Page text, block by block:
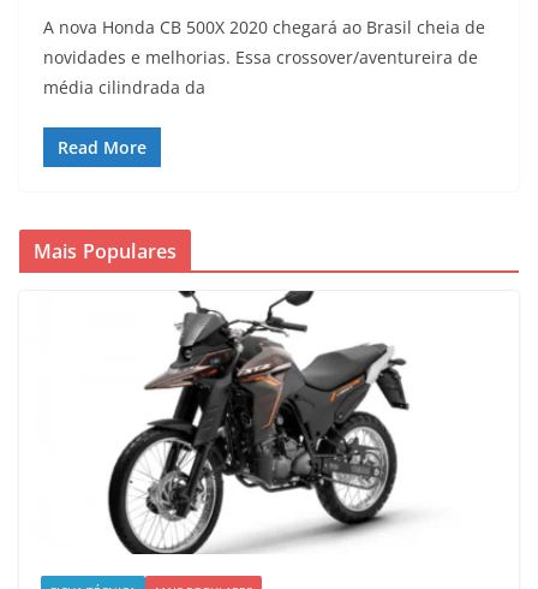
A nova Honda CB 500X 2020 chegará ao Brasil cheia de
novidades e melhorias. Essa crossover/aventureira de
média cilindrada da
Read More
Mais Populares